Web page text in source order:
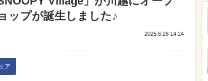
ップが誕生しました♪
2025.6.26 14:24
ア